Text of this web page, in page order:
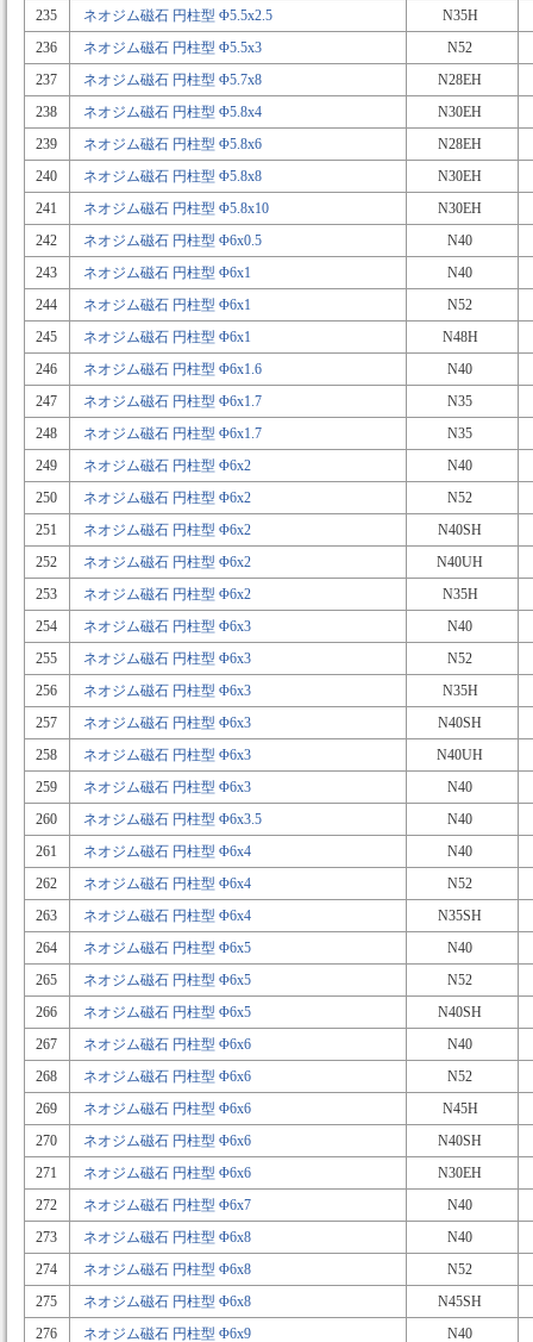
235
ネオジム磁石 円柱型 Φ5.5x2.5
N35H
236
ネオジム磁石 円柱型 Φ5.5x3
N52
237
ネオジム磁石 円柱型 Φ5.7x8
N28EH
238
ネオジム磁石 円柱型 Φ5.8x4
N30EH
239
ネオジム磁石 円柱型 Φ5.8x6
N28EH
240
ネオジム磁石 円柱型 Φ5.8x8
N30EH
241
ネオジム磁石 円柱型 Φ5.8x10
N30EH
242
ネオジム磁石 円柱型 Φ6x0.5
N40
243
ネオジム磁石 円柱型 Φ6x1
N40
244
ネオジム磁石 円柱型 Φ6x1
N52
245
ネオジム磁石 円柱型 Φ6x1
N48H
246
ネオジム磁石 円柱型 Φ6x1.6
N40
247
ネオジム磁石 円柱型 Φ6x1.7
N35
248
ネオジム磁石 円柱型 Φ6x1.7
N35
249
ネオジム磁石 円柱型 Φ6x2
N40
250
ネオジム磁石 円柱型 Φ6x2
N52
251
ネオジム磁石 円柱型 Φ6x2
N40SH
252
ネオジム磁石 円柱型 Φ6x2
N40UH
253
ネオジム磁石 円柱型 Φ6x2
N35H
254
ネオジム磁石 円柱型 Φ6x3
N40
255
ネオジム磁石 円柱型 Φ6x3
N52
256
ネオジム磁石 円柱型 Φ6x3
N35H
257
ネオジム磁石 円柱型 Φ6x3
N40SH
258
ネオジム磁石 円柱型 Φ6x3
N40UH
259
ネオジム磁石 円柱型 Φ6x3
N40
260
ネオジム磁石 円柱型 Φ6x3.5
N40
261
ネオジム磁石 円柱型 Φ6x4
N40
262
ネオジム磁石 円柱型 Φ6x4
N52
263
ネオジム磁石 円柱型 Φ6x4
N35SH
264
ネオジム磁石 円柱型 Φ6x5
N40
265
ネオジム磁石 円柱型 Φ6x5
N52
266
ネオジム磁石 円柱型 Φ6x5
N40SH
267
ネオジム磁石 円柱型 Φ6x6
N40
268
ネオジム磁石 円柱型 Φ6x6
N52
269
ネオジム磁石 円柱型 Φ6x6
N45H
270
ネオジム磁石 円柱型 Φ6x6
N40SH
271
ネオジム磁石 円柱型 Φ6x6
N30EH
272
ネオジム磁石 円柱型 Φ6x7
N40
273
ネオジム磁石 円柱型 Φ6x8
N40
274
ネオジム磁石 円柱型 Φ6x8
N52
275
ネオジム磁石 円柱型 Φ6x8
N45SH
276
ネオジム磁石 円柱型 Φ6x9 N40